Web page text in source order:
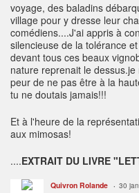
voyage, des baladins
village pour y dresse leur
comédiens....J'ai appris à
silencieuse de la tolérance
devant tous ces beaux
nature reprenait le
peur de ne pas être à la
tu ne doutais jamais!!!
Et à l'heure de la
aux mimosas!
....EXTRAIT DU LIVRE
Quivron Rolande 30